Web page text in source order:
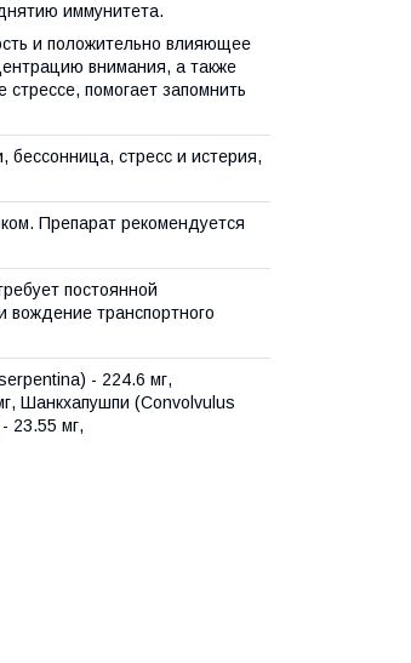
иммунитета.
и положительно влияющее
внимания, а также
помогает запомнить
бессонница, стресс и истерия,
Препарат рекомендуется
постоянной
вождение транспортного
- 224.6 мг,
Шанкхапушпи (Convolvulus
23.55 мг,